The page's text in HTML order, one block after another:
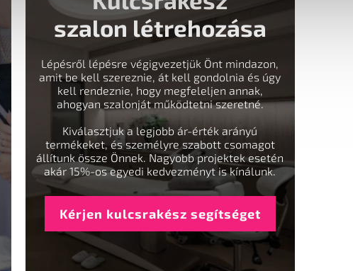
szalon létrehozása
Lépésről lépésre végigvezetjük Önt mindazon,
amit be kell szereznie, át kell gondolnia és úgy
kell rendeznie, hogy megfeleljen annak,
ahogyan szalonját működtetni szeretné.
Kiválasztjuk a legjobb ár-érték arányú
termékeket, és személyre szabott csomagot
állítunk össze Önnek. Nagyobb projektek esetén
akár 15%-os egyedi kedvezményt is kínálunk.
Kérjen kulcsrakész segítséget